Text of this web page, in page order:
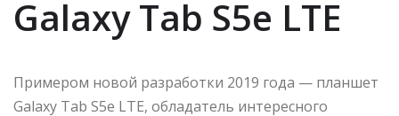
Galaxy Tab S5e LTE
Примером новой разработки 2019 года — планшет
Galaxy Tab S5e LTE, обладатель интересного